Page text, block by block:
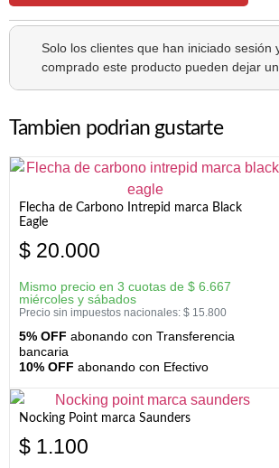
Solo los clientes que han iniciado sesión
comprado este producto pueden dejar
Tambien podrian gustarte
Flecha de Carbono Intrepid marca Black
Eagle
$ 20.000
Mismo precio en 3 cuotas de $ 6.667
miércoles y sábados
Precio sin impuestos nacionales: $ 15.800
5% OFF abonando con Transferencia
bancaria
10% OFF abonando con Efectivo
Nocking Point marca Saunders
$ 1.100